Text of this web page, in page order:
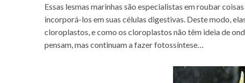
Essas lesmas marinhas são especialistas em roubar
incorporá-los em suas células digestivas. Deste modo,
cloroplastos, e como os cloroplastos não têm ideia de
pensam, mas continuam a fazer fotossíntese…